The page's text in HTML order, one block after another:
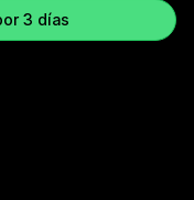
3 días